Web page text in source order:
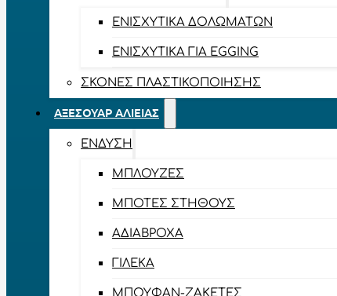
ΕΝΙΣΧΥΤΙΚΆ ΔΟΛΩΜΆΤΩΝ
ΕΝΙΣΧΥΤΙΚΆ ΓΙΑ EGGING
ΣΚΌΝΕΣ ΠΛΑΣΤΙΚΟΠΟΊΗΣΗΣ
ΑΞΕΣΟΥΆΡ ΑΛΙΕΊΑΣ
ΈΝΔΥΣΗ
ΜΠΛΟΎΖΕΣ
ΜΠΌΤΕΣ ΣΤΉΘΟΥΣ
ΑΔΙΆΒΡΟΧΑ
ΓΙΛΈΚΑ
ΜΠΟΥΦΆΝ-ΖΑΚΈΤΕΣ